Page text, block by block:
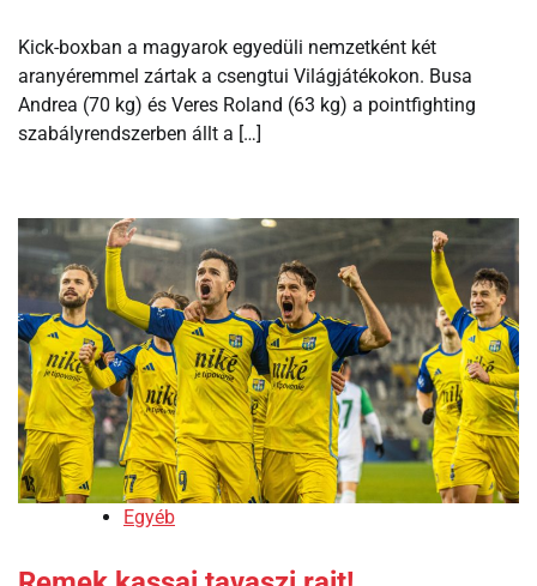
Kick-boxban a magyarok egyedüli nemzetként két
aranyéremmel zártak a csengtui Világjátékokon. Busa
Andrea (70 kg) és Veres Roland (63 kg) a pointfighting
szabályrendszerben állt a […]
Egyéb